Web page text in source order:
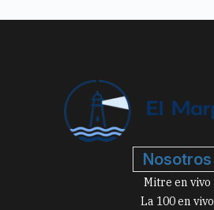
Nosotros
Mitre en vivo
La 100 en vivo